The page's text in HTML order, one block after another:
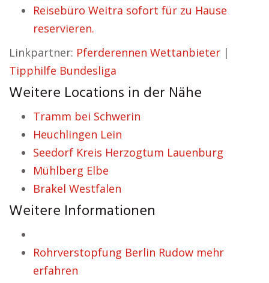
Reisebüro Weitra sofort für zu Hause
reservieren.
Linkpartner: Pferderennen Wettanbieter |
Tipphilfe Bundesliga
Weitere Locations in der Nähe
Tramm bei Schwerin
Heuchlingen Lein
Seedorf Kreis Herzogtum Lauenburg
Mühlberg Elbe
Brakel Westfalen
Weitere Informationen
Rohrverstopfung Berlin Rudow mehr
erfahren